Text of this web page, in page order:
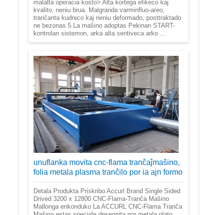
malalta operacia kosto> Alta kortega efikeco kaj
kvalito, neniu brua. Malgranda varminfluo-areo,
tranĉanta kudreco kaj neniu deformado, posttraktado
ne bezonas 5.La maŝino adoptas Pekinan START-
kontrolan sistemon, arka alta sentiveca arko ...
unuflanka movita cnc-flama tranĉaĵmaŝino,
folia metala plasma tranĉilo por ia ajn formo
Detala Produkta Priskribo Accurl Brand Single Sided
Drived 3200 x 12800 CNC-Flama-Tranĉa Maŝino
Mallonga enkonduko La ACCURL CNC-Flama Tranĉa